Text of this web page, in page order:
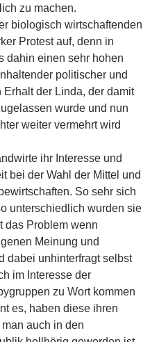
zu machen.
biologisch wirtschaftenden
Protest auf, denn in
dahin einen sehr hohen
politischer und
der Linda, der damit
wurde und nun
weiter vermehrt wird
ihr Interesse und
bei der Wahl der Mittel und
So sehr sich
unterschiedlich wurden sie
das Problem wenn
Meinung und
dabei unhinterfragt selbst
im Interesse der
zu Wort kommen
es, haben diese ihren
auch in den